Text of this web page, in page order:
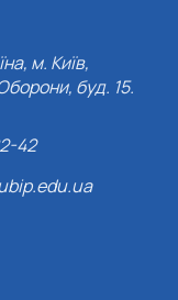
м. Київ,
буд. 15.
42